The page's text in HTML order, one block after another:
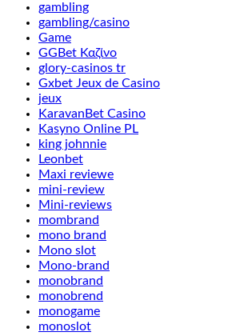
gambling
gambling/casino
Game
GGBet Καζίνο
glory-casinos tr
Gxbet Jeux de Casino
jeux
KaravanBet Casino
Kasyno Online PL
king johnnie
Leonbet
Maxi reviewe
mini-review
Mini-reviews
mombrand
mono brand
Mono slot
Mono-brand
monobrand
monobrend
monogame
monoslot